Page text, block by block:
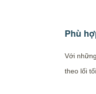
Phù
Với
theo lối